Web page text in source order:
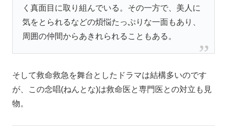
く真面目に取り組んでいる。その一方で、美人に
気をとられるなどの煩悩たっぷりな一面もあり、
周囲の仲間からあきれられることもある。
そして救命救急を舞台としたドラマは結構多いのです
が、この念唱(ねんとな)は救命医と専門医との対立も見
物。